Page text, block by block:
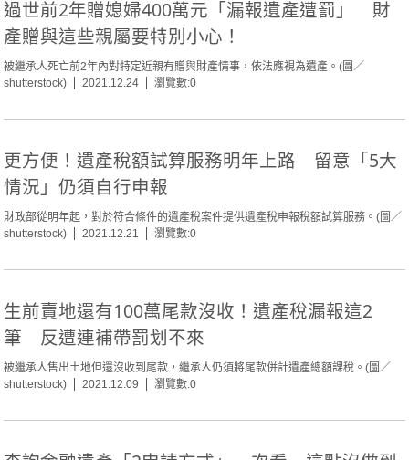
過世前2年贈媳婦400萬元「漏報遺產遭罰」 財
產贈與這些親屬要特別小心！
被繼承人死亡前2年內對特定近親有贈與財產情事，依法應視為遺產。(圖／
shutterstock)
2021.12.24 瀏覽數:0
更方便！遺產稅額試算服務明年上路 留意「5大
情況」仍須自行申報
財政部從明年起，對於符合條件的遺產稅案件提供遺產稅申報稅額試算服務。(圖／
shutterstock)
2021.12.21 瀏覽數:0
生前賣地還有100萬尾款沒收！遺產稅漏報這2
筆 反遭連補帶罰划不來
被繼承人售出土地但還沒收到尾款，繼承人仍須將尾款併計遺產總額課稅。(圖／
shutterstock)
2021.12.09 瀏覽數:0